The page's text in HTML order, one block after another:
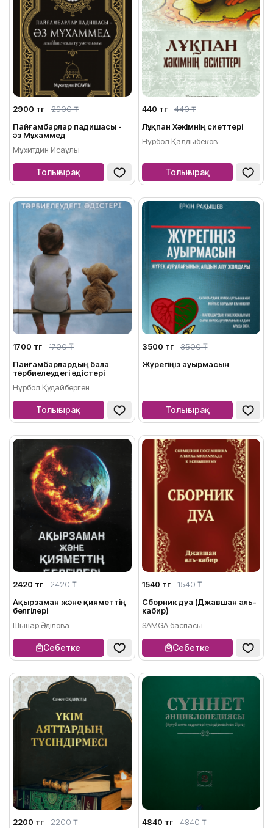
2900 тг
2900 ₸
Пайғамбарлар падишасы -
әз Мұхаммед
Мұхитдин Исаұлы
Толығырақ
440 тг
440 ₸
Лұқпан Хәкімнің өсиеттері
Нұрбол Қалдыбеков
Толығырақ
1700 тг
1700 ₸
Пайғамбарлардың бала
тәрбиелеудегі әдістері
Нұрбол Құдайберген
Толығырақ
3500 тг
3500 ₸
Жүрегіңіз ауырмасын
Толығырақ
2420 тг
2420 ₸
Ақырзаман және қияметтің
белгілері
Шынар Әділова
Себетке
1540 тг
1540 ₸
Сборник дуа (Джавшан аль-
кабир)
SAMGA баспасы
Себетке
2200 тг
2200 ₸
4840 тг
4840 ₸